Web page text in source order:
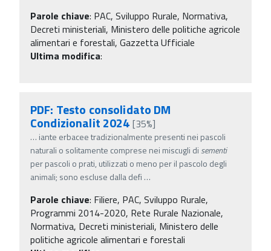
Parole chiave: PAC, Sviluppo Rurale, Normativa,
Decreti ministeriali, Ministero delle politiche agricole
alimentari e forestali, Gazzetta Ufficiale
Ultima modifica:
PDF: Testo consolidato DM
Condizionalit 2024 [35%]
… iante erbacee tradizionalmente presenti nei pascoli
naturali o solitamente comprese nei miscugli di sementi
per pascoli o prati, utilizzati o meno per il pascolo degli
animali; sono escluse dalla defi …
Parole chiave: Filiere, PAC, Sviluppo Rurale,
Programmi 2014-2020, Rete Rurale Nazionale,
Normativa, Decreti ministeriali, Ministero delle
politiche agricole alimentari e forestali